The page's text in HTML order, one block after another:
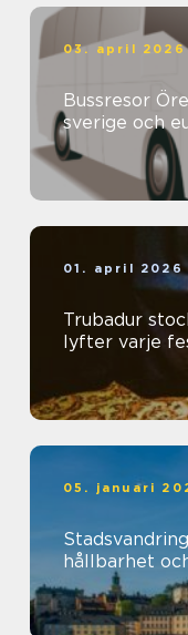
03. april 2026
Bussresor Örebro smidiga
sverige och
01. april 2026
Trubadur stockholm
lyfter varje
05. januari
hållbarhet